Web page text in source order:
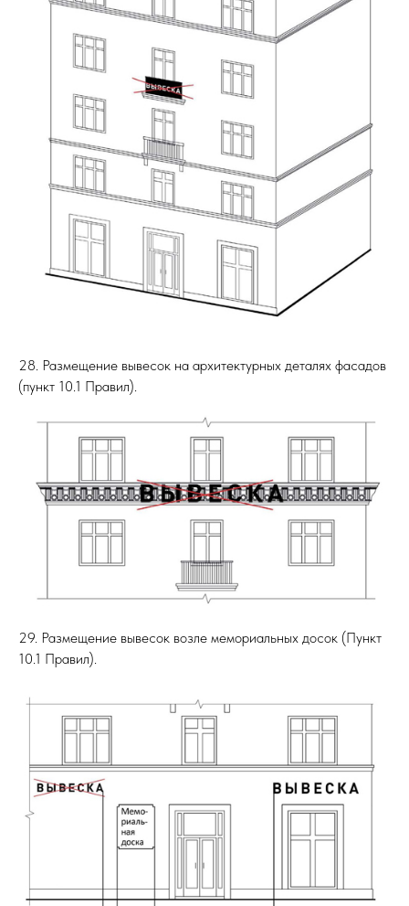
28. Размещение вывесок на архитектурных деталях фасадов
(пункт 10.1 Правил).
29. Размещение вывесок возле мемориальных досок (Пункт
10.1 Правил).